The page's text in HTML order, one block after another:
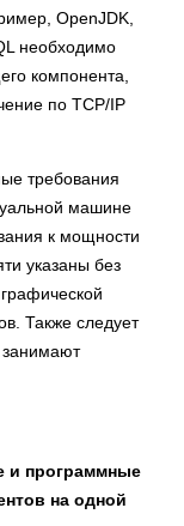
OpenJDK,
необходимо
компонента,
по TCP/IP
требования
машине
к мощности
указаны без
Также следует
занимают
и программные
на одной